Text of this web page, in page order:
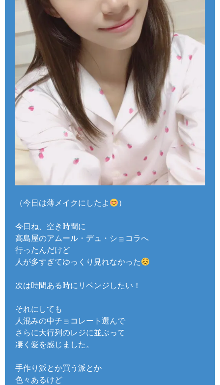
（今日は薄メイクにしたよ ）
今日ね、空き時間に
高島屋のアムール・デュ・ショコラへ
行ったんだけど
人が多すぎてゆっくり見れなかった
次は時間ある時にリベンジしたい！
それにしても
人混みの中チョコレート選んで
さらに大行列のレジに並ぶって
凄く愛を感じました。
手作り派とか買う派とか
色々あるけど